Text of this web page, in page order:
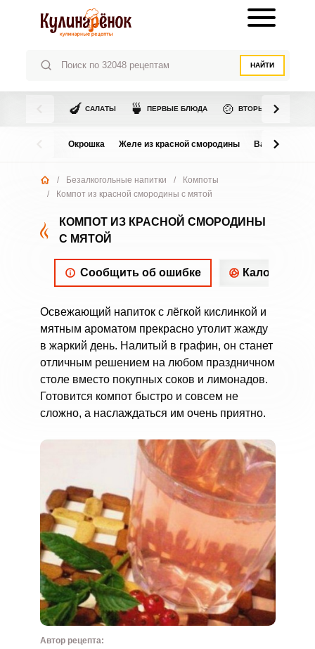
НАЙТИ
🍆 САЛАТЫ 🍵 ПЕРВЫЕ БЛЮДА 🍲 ВТОРЫЕ БЛЮДА
Окрошка Желе из красной смородины Варенье из
/ Безалкогольные напитки /
Компоты
/
Компот из красной смородины с мятой
КОМПОТ ИЗ КРАСНОЙ СМОРОДИНЫ
С МЯТОЙ
Сообщить об ошибке
Освежающий напиток с лёгкой кислинкой и
мятным ароматом прекрасно утолит жажду
в жаркий день. Налитый в графин, он станет
отличным решением на любом праздничном
столе вместо покупных соков и лимонадов.
Готовится компот быстро и совсем не
сложно, а наслаждаться им очень приятно.
Автор рецепта: